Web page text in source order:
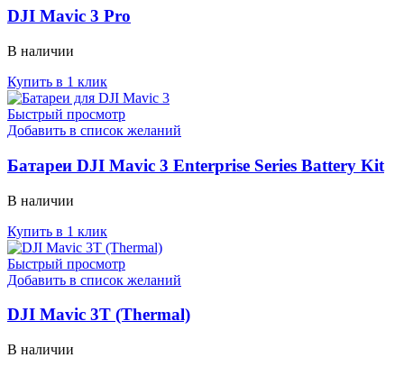
DJI Mavic 3 Pro
В наличии
Купить в 1 клик
Быстрый просмотр
Добавить в список желаний
Батареи DJI Mavic 3 Enterprise Series Battery Kit
В наличии
Купить в 1 клик
Быстрый просмотр
Добавить в список желаний
DJI Mavic 3T (Thermal)
В наличии